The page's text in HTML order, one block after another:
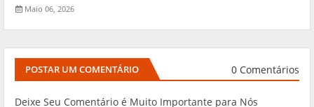
Maio 06, 2026
POSTAR UM COMENTÁRIO 0 Comentários
Deixe Seu Comentário é Muito Importante para Nós